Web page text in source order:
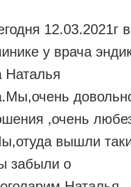
12.03.2021г в
у врача
Наталья
,очень
вышли
забыли о